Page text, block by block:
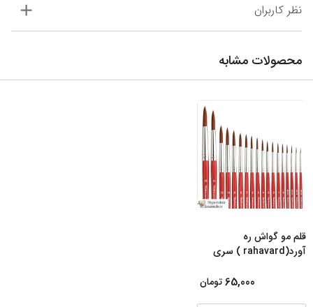
نظر کاربران
محصولات مشابه
قلم مو گواش ره
آورد(rahavard ) سری
65,000 تومان